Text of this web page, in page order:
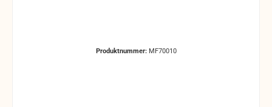
Produktnummer: MF70010